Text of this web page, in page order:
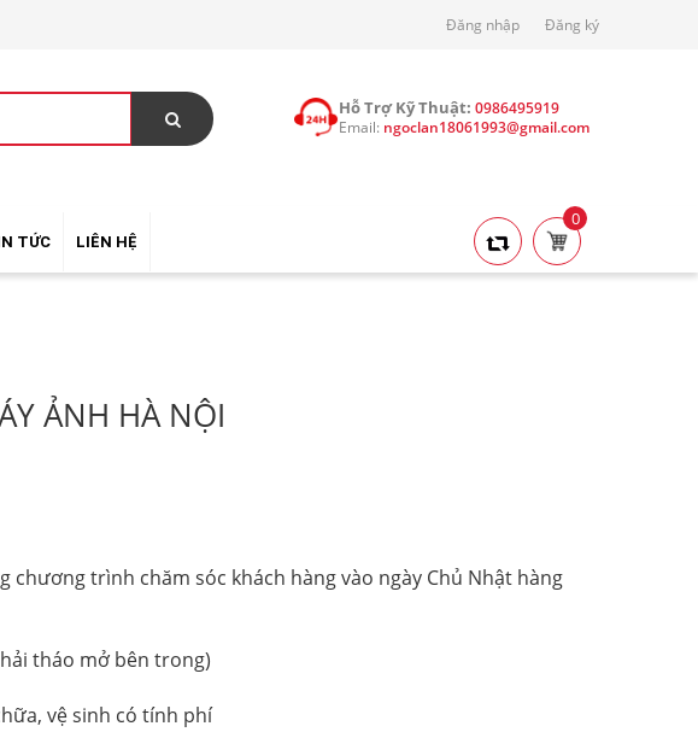
Đăng nhập Đăng ký
Hỗ Trợ Kỹ Thuật:0986495919
Email: ngoclan18061993@gmail.com
TỨC LIÊN HỆ
0
ẢNH HÀ NỘI
chương trình chăm sóc khách hàng vào ngày Chủ Nhật hàng
tháo mở bên trong)
vệ sinh có tính phí